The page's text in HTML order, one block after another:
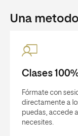
Una
Clases
Fórmate con
directamente a
puedas, accede
necesites.